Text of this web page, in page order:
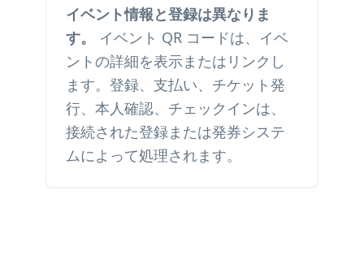
イベント情報と登録は異なりま
す。
イベント QR コードは、イベ
ントの詳細を表示またはリンクし
ます。登録、支払い、チケット発
行、本人確認、チェックインは、
接続された登録または発券システ
ムによって処理されます。